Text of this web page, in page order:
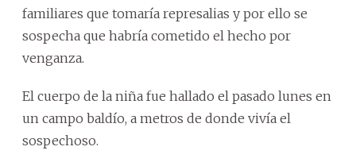
familiares que tomaría represalias y por ello se
sospecha que habría cometido el hecho por
venganza.
El cuerpo de la niña fue hallado el pasado lunes en
un campo baldío, a metros de donde vivía el
sospechoso.